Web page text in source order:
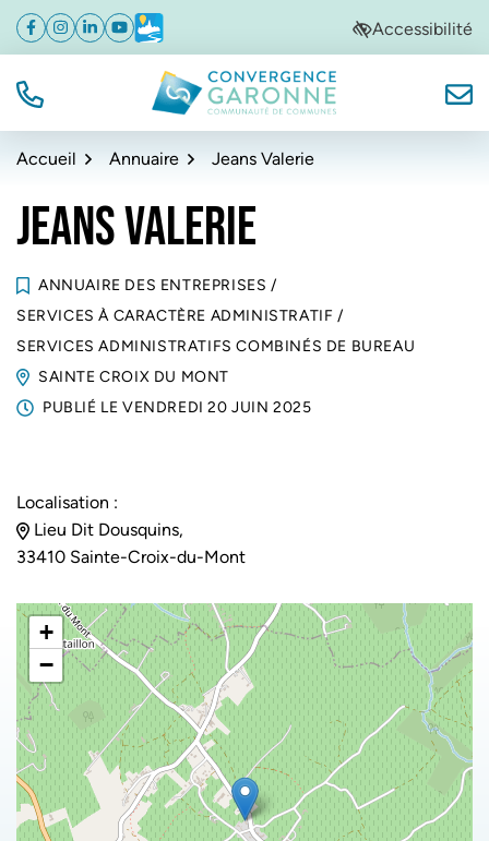
Aller
navigation
Aller
au
Aller
au
de
Facebook
(ouverture dans un nouvel onglet)
Instagram
(ouverture dans un nouvel onglet)
Linkedin
(ouverture dans un nouvel onglet)
YouTube
(ouverture dans un nouvel onglet)
Météo
(ouverture dans un nouvel onglet)Accessibilité
TÉL. Convergence Garonne
Accueil Annuaire Jeans Valerie
JEANS VALERIE
ANNUAIRE DES ENTREPRISES /
SERVICES À CARACTÈRE ADMINISTRATIF /
SERVICES ADMINISTRATIFS COMBINÉS DE BUREAU
SAINTE CROIX DU MONT
PUBLIÉ LE VENDREDI 20 JUIN 2025
Localisation :
Lieu Dit Dousquins,
33410 Sainte-Croix-du-Mont
+
−